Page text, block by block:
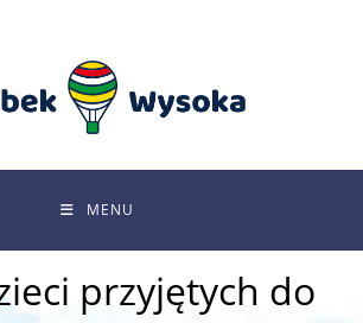
narzędzi
MENU
przyjętych do